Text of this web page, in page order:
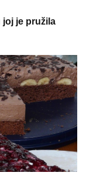
joj je pružila